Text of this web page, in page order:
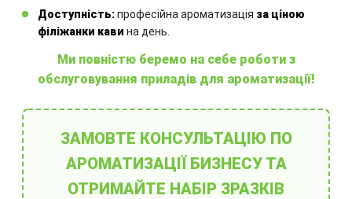
Інші товари
Обладнання для ароматизації приміщень
Доступність:професійна ароматизація за ціною
філіжанки кави на день.
Ми повністю беремо на себе роботи з
обслуговування приладів для ароматизації!
ЗАМОВТЕ КОНСУЛЬТАЦІЮ ПО
АРОМАТИЗАЦІЇ БИЗНЕСУ ТА
ОТРИМАЙТЕ НАБІР ЗРАЗКІВ